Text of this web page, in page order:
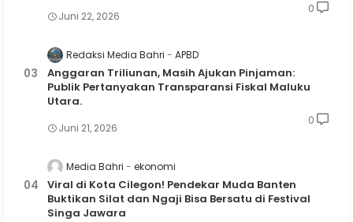
Juni 22, 2026
0
Redaksi Media Bahri APBD
Anggaran Triliunan, Masih Ajukan Pinjaman:
Publik Pertanyakan Transparansi Fiskal Maluku
Utara.
Juni 21, 2026
0
Media Bahri ekonomi
Viral di Kota Cilegon! Pendekar Muda Banten
Buktikan Silat dan Ngaji Bisa Bersatu di Festival
Singa Jawara